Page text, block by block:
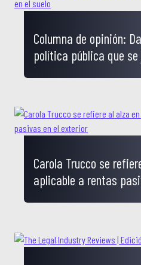
Columna de opinión:
política pública que se
Carola Trucco se
aplicable a rentas